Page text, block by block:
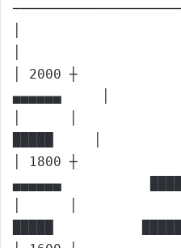
│ 2000 ┼
▄▄▄▄▄▄     │
│ 1800 ┼
▄▄▄▄▄▄